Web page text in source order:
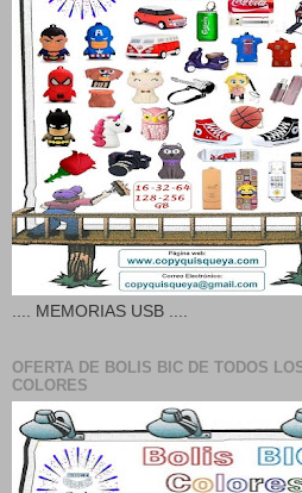
.... MEMORIAS USB ....
OFERTA DE BOLIS BIC DE TODOS
COLORES